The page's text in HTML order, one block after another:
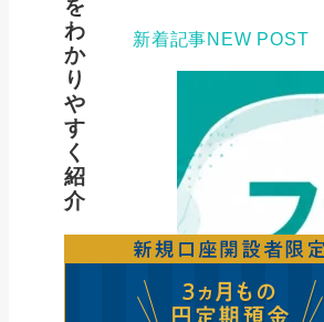
を
わ
か
り
や
す
く
紹
介
新着記事NEW POST